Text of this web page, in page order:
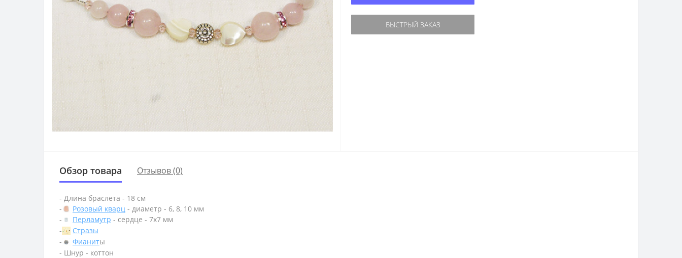
БЫСТРЫЙ ЗАКАЗ
Обзор товара Отзывов (0)
- Длина браслета - 18 см
-
Розовый кварц - диаметр - 6, 8, 10 мм
-
Перламутр - сердце - 7х7 мм
-
Стразы
-
Фианиты
- Шнур - коттон